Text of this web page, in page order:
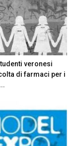
veronesi
di farmaci per i